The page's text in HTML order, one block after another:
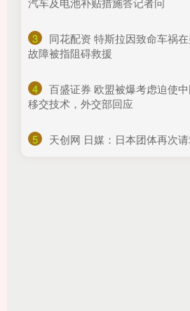
3
同花配资 特斯拉因致命车祸
故障被指阻碍救援
4
百盛证券 欧盟被爆考虑迫使
移交技术，外交部回应
5 天创网 日媒：日本团体再次